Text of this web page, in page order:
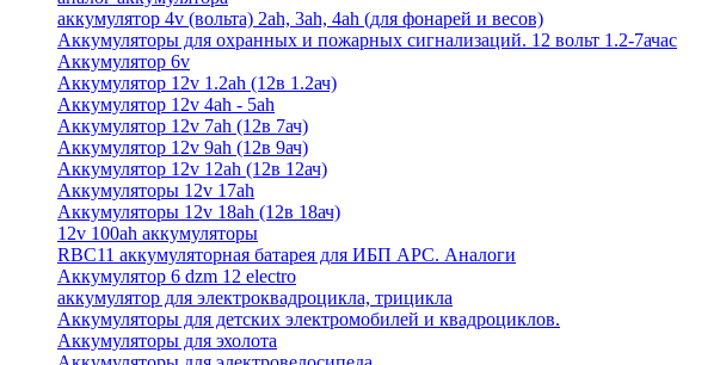
аккумулятор 4v (вольта) 2ah, 3ah, 4ah (для фонарей и весов)
Аккумуляторы для охранных и пожарных сигнализаций. 12 вольт 1.2-7ачас
Аккумулятор 6v
Аккумулятор 12v 1.2ah (12в 1.2ач)
Аккумулятор 12v 4ah - 5ah
Аккумулятор 12v 7ah (12в 7ач)
Аккумулятор 12v 9ah (12в 9ач)
Аккумулятор 12v 12ah (12в 12ач)
Аккумуляторы 12v 17ah
Аккумуляторы 12v 18ah (12в 18ач)
12v 100ah аккумуляторы
RBC11 аккумуляторная батарея для ИБП APC. Аналоги
Аккумулятор 6 dzm 12 electro
аккумулятор для электроквадроцикла, трицикла
Аккумуляторы для детских электромобилей и квадроциклов.
Аккумуляторы для эхолота